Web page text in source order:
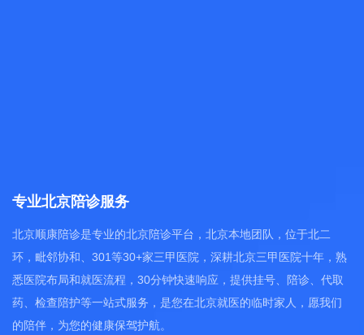
专业北京陪诊服务
北京顺康陪诊是专业的北京陪诊平台，北京本地团队，位于北二
环，毗邻协和、301等30+家三甲医院，深耕北京三甲医院十年，熟
悉医院布局和就医流程，30分钟快速响应，提供挂号、陪诊、代取
药、检查陪护等一站式服务，是您在北京就医的临时家人，愿我们
的陪伴，为您的健康保驾护航。